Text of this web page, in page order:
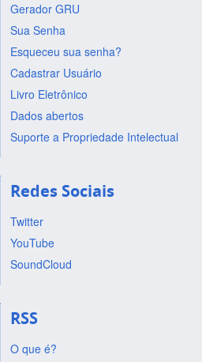
Gerador GRU
Sua Senha
Esqueceu sua senha?
Cadastrar Usuário
Livro Eletrônico
Dados abertos
Suporte a Propriedade Intelectual
Redes Sociais
Twitter
YouTube
SoundCloud
RSS
O que é?